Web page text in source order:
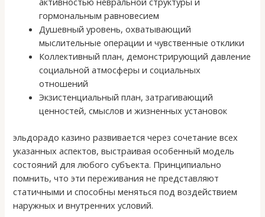
гормональным равновесием
Душевный уровень, охватывающий
мыслительные операции и чувственные отклики
Коллективный план, демонстрирующий давление
социальной атмосферы и социальных
отношений
Экзистенциальный план, затрагивающий
ценностей, смыслов и жизненных установок
эльдорадо казино развивается через сочетание всех
указанных аспектов, выстраивая особенный модель
состояний для любого субъекта. Принципиально
помнить, что эти переживания не представляют
статичными и способны меняться под воздействием
наружных и внутренних условий.